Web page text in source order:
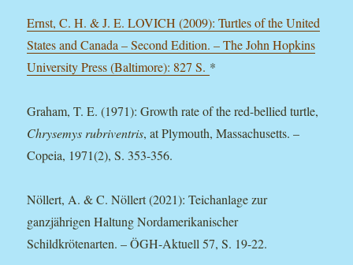
Ernst, C. H. & J. E. LOVICH (2009): Turtles of the United
States and Canada – Second Edition. – The John Hopkins
University Press (Baltimore): 827 S. *
Graham, T. E. (1971): Growth rate of the red-bellied turtle,
Chrysemys rubriventris, at Plymouth, Massachusetts. –
Copeia, 1971(2), S. 353-356.
Nöllert, A. & C. Nöllert (2021): Teichanlage zur
ganzjährigen Haltung Nordamerikanischer
Schildkrötenarten. – ÖGH-Aktuell 57, S. 19-22.